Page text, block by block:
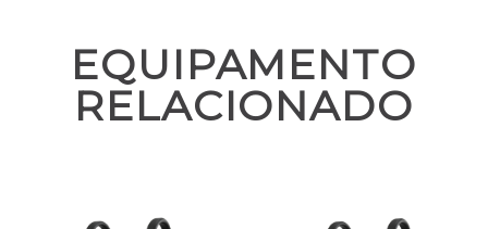
EQUIPAMENTO
RELACIONADO